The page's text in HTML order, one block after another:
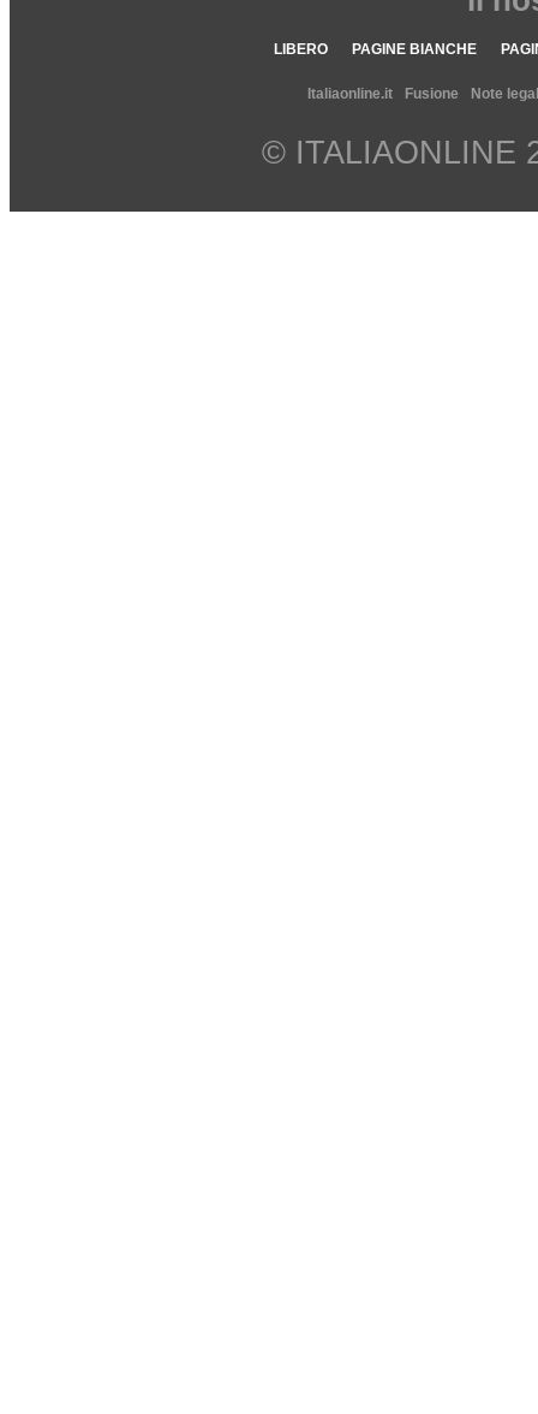
LIBERO PAGINE BIANCHE
Italiaonline.it Fusione Note
© ITALIAONLINE